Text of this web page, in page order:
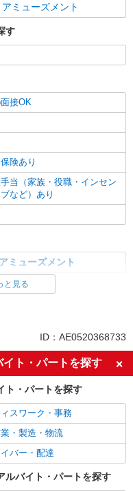
アミューズメント
す
接OK
険あり
当（家族・役職・インセン
など）あり
ミューズメント
と見る
ID：AE0520368733
ト・パートを探す
ト・パートを探す
スワーク・事務
・製造・物流
イバー・配達
ルバイト・パートを探す